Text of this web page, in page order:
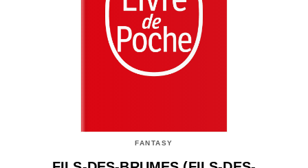
FANTASY